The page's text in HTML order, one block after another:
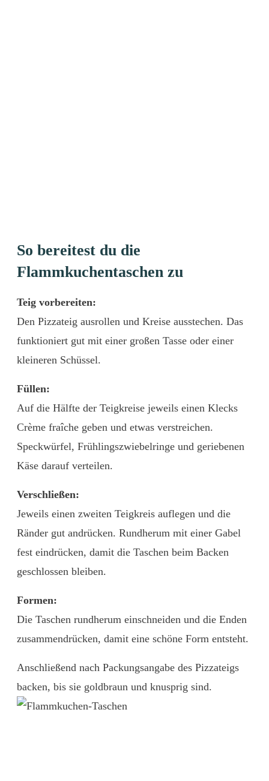
So bereitest du die
Flammkuchentaschen zu
Teig vorbereiten:
Den Pizzateig ausrollen und Kreise ausstechen. Das
funktioniert gut mit einer großen Tasse oder einer
kleineren Schüssel.
Füllen:
Auf die Hälfte der Teigkreise jeweils einen Klecks
Crème fraîche geben und etwas verstreichen.
Speckwürfel, Frühlingszwiebelringe und geriebenen
Käse darauf verteilen.
Verschließen:
Jeweils einen zweiten Teigkreis auflegen und die
Ränder gut andrücken. Rundherum mit einer Gabel
fest eindrücken, damit die Taschen beim Backen
geschlossen bleiben.
Formen:
Die Taschen rundherum einschneiden und die Enden
zusammendrücken, damit eine schöne Form entsteht.
Anschließend nach Packungsangabe des Pizzateigs
backen, bis sie goldbraun und knusprig sind.